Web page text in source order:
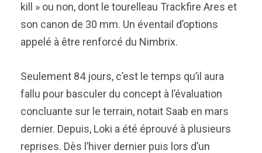
kill » ou non, dont le tourelleau Trackfire Ares et
son canon de 30 mm. Un éventail d’options
appelé à être renforcé du Nimbrix.
Seulement 84 jours, c’est le temps qu’il aura
fallu pour basculer du concept à l’évaluation
concluante sur le terrain, notait Saab en mars
dernier. Depuis, Loki a été éprouvé à plusieurs
reprises. Dès l’hiver dernier puis lors d’un